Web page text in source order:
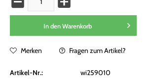
In den Warenkorb
Merken Fragen zum Artikel?
Artikel-Nr.:
wi259010